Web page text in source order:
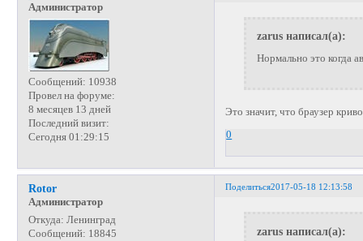
Администратор
Сообщений: 10938
Провел на форуме:
8 месяцев 13 дней
Последний визит:
Сегодня 01:29:15
zarus написал(а):
Нормально это когда
Это значит, что браузер
0
Поделиться2017-05-18 12:13:58
Rotor
Администратор
Откуда: Ленинград
Сообщений: 18845
zarus написал(а):